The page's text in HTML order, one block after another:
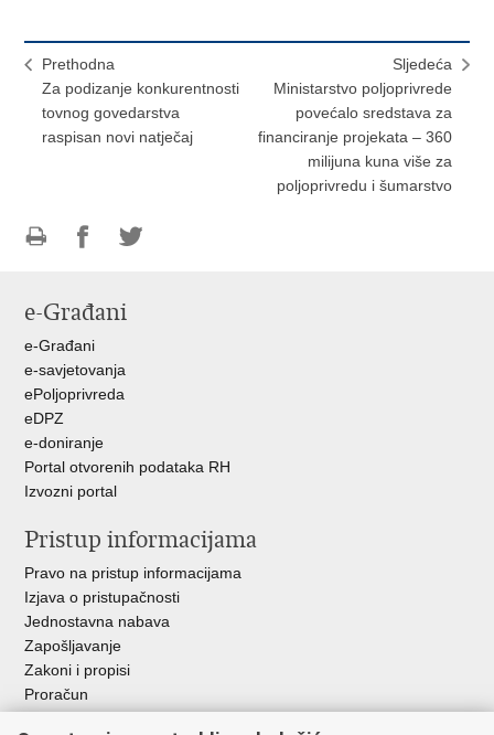
Prethodna
Za podizanje konkurentnosti
tovnog govedarstva
raspisan novi natječaj
Sljedeća
Ministarstvo poljoprivrede
povećalo sredstava za
financiranje projekata – 360
milijuna kuna više za
poljoprivredu i šumarstvo
FacebookuTwitteru
e-Građani
e-Građani
e-savjetovanja
ePoljoprivreda
eDPZ
e-doniranje
Portal otvorenih podataka RH
Izvozni portal
Pristup informacijama
Pravo na pristup informacijama
Izjava o pristupačnosti
Jednostavna nabava
Zapošljavanje
Zakoni i propisi
Proračun